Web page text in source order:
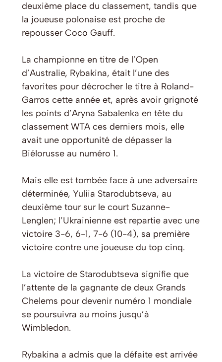
deuxième place du classement, tandis que
la joueuse polonaise est proche de
repousser Coco Gauff.
La championne en titre de l’Open
d’Australie, Rybakina, était l’une des
favorites pour décrocher le titre à Roland-
Garros cette année et, après avoir grignoté
les points d’Aryna Sabalenka en tête du
classement WTA ces derniers mois, elle
avait une opportunité de dépasser la
Biélorusse au numéro 1.
Mais elle est tombée face à une adversaire
déterminée, Yuliia Starodubtseva, au
deuxième tour sur le court Suzanne-
Lenglen; l’Ukrainienne est repartie avec une
victoire 3-6, 6-1, 7-6 (10-4), sa première
victoire contre une joueuse du top cinq.
La victoire de Starodubtseva signifie que
l’attente de la gagnante de deux Grands
Chelems pour devenir numéro 1 mondiale
se poursuivra au moins jusqu’à
Wimbledon.
Rybakina a admis que la défaite est arrivée